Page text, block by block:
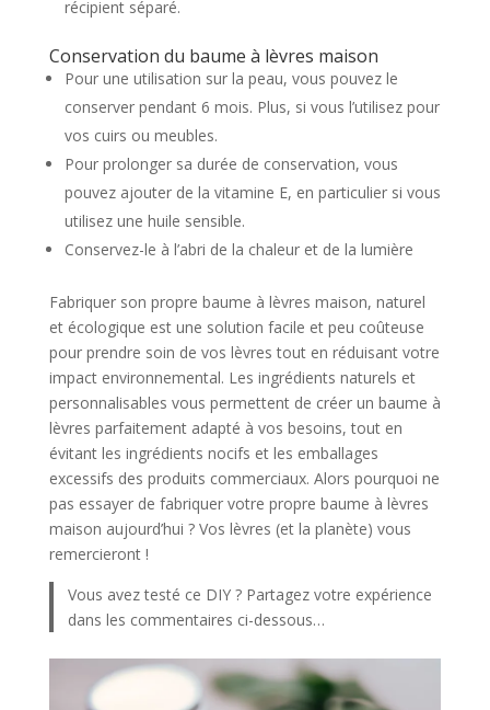
récipient séparé.
Conservation du baume à lèvres maison
Pour une utilisation sur la peau, vous pouvez le
conserver pendant 6 mois. Plus, si vous l’utilisez pour
vos cuirs ou meubles.
Pour prolonger sa durée de conservation, vous
pouvez ajouter de la vitamine E, en particulier si vous
utilisez une huile sensible.
Conservez-le à l’abri de la chaleur et de la lumière
Fabriquer son propre baume à lèvres maison, naturel
et écologique est une solution facile et peu coûteuse
pour prendre soin de vos lèvres tout en réduisant votre
impact environnemental. Les ingrédients naturels et
personnalisables vous permettent de créer un baume à
lèvres parfaitement adapté à vos besoins, tout en
évitant les ingrédients nocifs et les emballages
excessifs des produits commerciaux. Alors pourquoi ne
pas essayer de fabriquer votre propre baume à lèvres
maison aujourd’hui ? Vos lèvres (et la planète) vous
remercieront !
Vous avez testé ce DIY ? Partagez votre expérience
dans les commentaires ci-dessous…